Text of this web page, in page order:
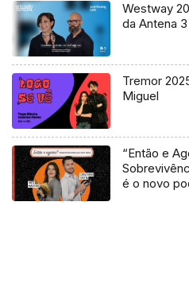
Westway
da Antena
Tremor
Miguel
“Então e
é o novo